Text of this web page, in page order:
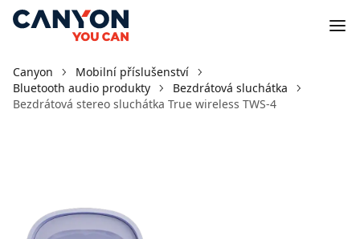
Canyon
Mobilní příslušenství
Bluetooth audio produkty
Bezdrátová sluchátka
Bezdrátová stereo sluchátka True wireless TWS-4